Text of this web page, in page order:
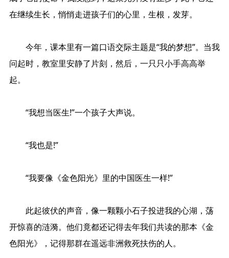
在继续生长，悄悄走进孩子们的心里，生根，发芽。
今年，课本里有一篇口语交际主题是“我的梦想”。当我
问起时，教室里安静了片刻，然后，一只只小手高高举
起。
“我想当医生!”一个孩子大声说。
“我也是!”
“我要像《金色阳光》里的中国医生一样!”
此起彼伏的声音，像一颗颗小石子投进我的心湖，荡
开惊喜的涟漪。他们竟都还记得去年我们共读的那本《金
色阳光》，记得那群在遥远非洲救死扶伤的人。